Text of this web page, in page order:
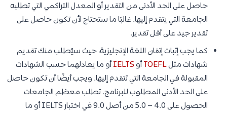
حاصل على الحد الأدنى من التقدير أو المعدل التراكمي التي تطلبه
الجامعة التي يتقدم إليها. غالبًا ما ستحتاج لأن تكون حاصل على
تقدير جيد على أقل تقدير.
كما يجب إثبات إتقان اللغة الإنجليزية، حيث سيُطلب منك تقديم
شهادات مثلTOEFLأوIELTSأو ما يعادلهما حسب الشهادات
المقبولة في الجامعة التي تتقدم إليها. ويجب أيضًا أن تكون حاصل
على الحد الأدنى المطلوب للبرنامج. تطلب معظم الجامعات
الحصول على 4.0 – 5.0 من أصل 9.0 في اختبار IELTS أو ما